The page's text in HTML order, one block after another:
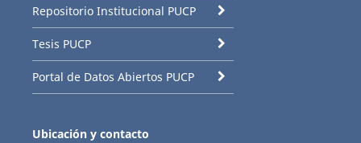
Repositorio Institucional PUCP
Tesis PUCP
Portal de Datos Abiertos PUCP
Ubicación y contacto